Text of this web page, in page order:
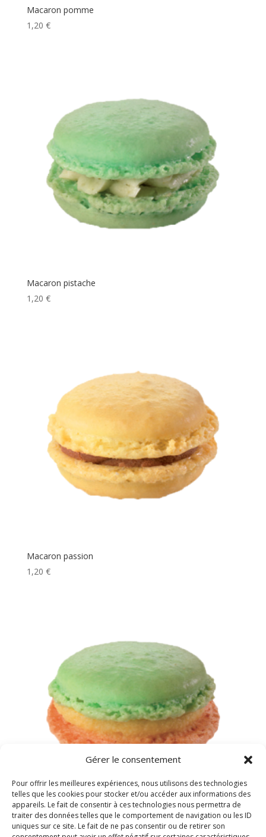
Gérer le consentement
Pour offrir les meilleures expériences, nous utilisons des technologies
telles que les cookies pour stocker et/ou accéder aux informations des
appareils. Le fait de consentir à ces technologies nous permettra de
traiter des données telles que le comportement de navigation ou les ID
uniques sur ce site. Le fait de ne pas consentir ou de retirer son
Macaron pomme
1,20 €
Macaron pistache
1,20 €
Macaron passion
1,20 €
Macaron mangue